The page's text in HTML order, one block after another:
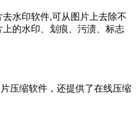
水印软件,可从图片上去除不
的水印、划痕、污渍、标志
压缩软件，还提供了在线压缩